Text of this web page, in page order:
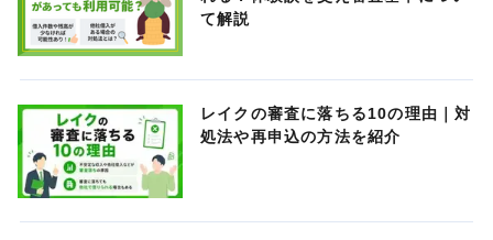
て解説
レイクの審査に落ちる10の理由｜対
処法や再申込の方法を紹介